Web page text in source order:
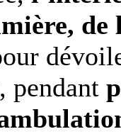
pendant